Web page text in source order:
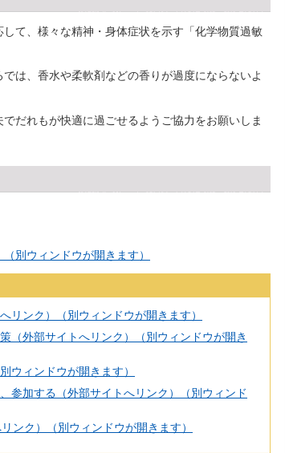
て、様々な精神・身体症状を示す「化学物質過敏
は、香水や柔軟剤などの香りが過度にならないよ
だれもが快適に過ごせるようご協力をお願いしま
別ウィンドウが開きます）
リンク）（別ウィンドウが開きます）
（外部サイトへリンク）（別ウィンドウが開き
ウィンドウが開きます）
参加する（外部サイトへリンク）（別ウィンド
ンク）（別ウィンドウが開きます）